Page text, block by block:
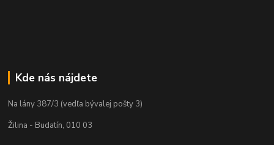
Kde nás nájdete
Na lány 387/3 (vedľa bývalej pošty 3)
Žilina - Budatín, 010 03